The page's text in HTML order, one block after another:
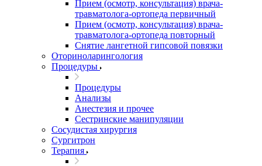
Прием (осмотр, консультация) врача-
травматолога-ортопеда первичный
Прием (осмотр, консультация) врача-
травматолога-ортопеда повторный
Снятие лангетной гипсовой повязки
Оториноларингология
Процедуры
Процедуры
Анализы
Анестезия и прочее
Сестринские манипуляции
Сосудистая хирургия
Сургитрон
Терапия